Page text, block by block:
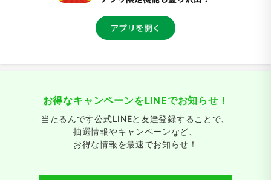
お得なキャンペーンをLINEでお知らせ！
当たるんです公式LINEと友達登録することで、
抽選情報やキャンペーンなど、
お得な情報を最速でお知らせ！